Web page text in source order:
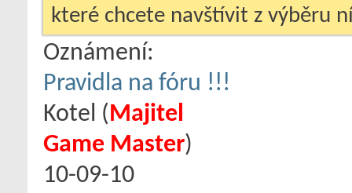
které chcete navštívit z výběru
Oznámení:
Pravidla na fóru !!!
Kotel ‎(Majitel
Game Master)
10-09-10